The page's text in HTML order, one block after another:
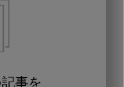
事を